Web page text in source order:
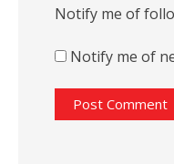
Notify me of
Notify me of